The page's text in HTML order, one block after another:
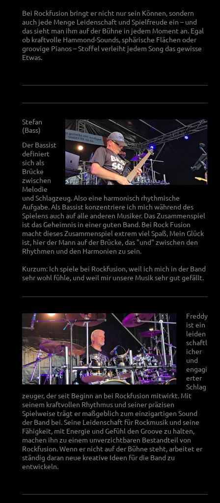
Bei Rockfusion bringt er nicht nur sein Können, sondern
auch jede Menge Leidenschaft und Spielfreude ein – und
das sieht man ihm auf der Bühne in jedem Moment an. Egal
ob kraftvolle Hammond-Sounds, sphärische Flächen oder
groovige Pianos – Stoffel verleiht jedem Song das gewisse
Etwas.
Stefan
(Bass)
Der Bassist
definiert
sich als
Brücke
zwischen
Melodie
und Schlagzeug. Also eine harmonisch rhythmische
Aufgabe. Als Bassist konzentriere ich mich während des
Spielens auch auf alle anderen Musiker. Das Zusammenspiel
ist das Geheimnis in einer guten Band. Bei Rock Fusion
macht dieses Zusammenspiel extrem viel Spaß, Mein Glück
ist, hier der Mann auf der Brücke, das "und" zwischen den
Rhythmen und den Harmonien zu sein.
Kurzum: Ich spiele bei Rockfusion, weil ich mich in der Band
sehr wohl fühle, und weil mir unsere Musik sehr gut gefällt.
Freddy
ist ein
leiden
schaftl
icher
und
engagi
erter
Schlag
zeuger, der seit Beginn an bei Rockfusion mitwirkt. Mit
seinem kraftvollen Rhythmus und seiner präzisen
Spielweise trägt er maßgeblich zum einzigartigen Sound
der Band bei. Seine Leidenschaft für Rockmusik und seine
Fähigkeit, mit Energie und Gefühl den Groove zu halten,
machen ihn zu einem unverzichtbaren Bestandteil von
Rockfusion. Wenn er nicht auf der Bühne steht, arbeitet er
ständig daran neue kreative Ideen für die Band zu
entwickeln.